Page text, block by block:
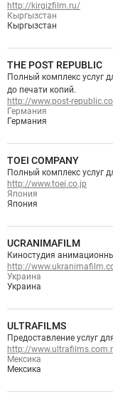
Кыргызстан
Кыргызстан
http://kirgizfilm.ru/
Германия
Германия
http://www.post-
THE POST REPUBLIC
Полный комплекс услуг
до печати копий.
Япония
Япония
http://www.toei.co.jp
TOEI COMPANY
Полный комплекс услуг
Украина
Украина
http://
UCRANIMAFILM
Киностудия
Мексика
Мексика
http://
ULTRAFILMS
Предоставление услуг